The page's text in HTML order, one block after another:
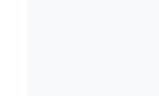
מבחר עשיר ומשובח של ירקות ופירות